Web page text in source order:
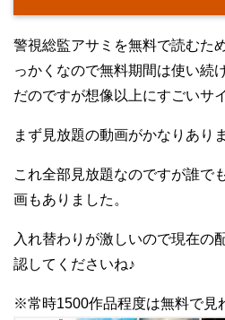
警視総監アサミを無料で読むた
っかくなので無料期間は使い続
だのですが想像以上にすごいサ
まず見放題の動画がかなりあり
これ全部見放題なのですが誰で
画もありました。
入れ替わりが激しいので現在の
認してくださいね♪
※常時1500作品程度は無料で見